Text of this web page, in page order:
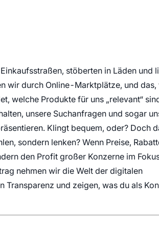
stöberten in Läden und
wir durch Online-Marktplätze, und das,
welche Produkte für uns „relevant“
unsere Suchanfragen und sogar
Klingt bequem, oder? Doch
sondern lenken? Wenn Preise,
den Profit großer Konzerne im
nehmen wir die Welt der digitalen
und zeigen, was du als